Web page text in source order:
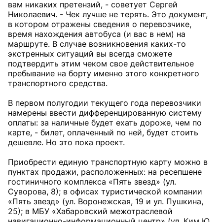
вам никаких претензий, - советует Сергей
Николаевич. - Чек лучше не терять. Это документ,
в котором отражены сведения о перевозчике,
время нахождения автобуса (и вас в нем) на
маршруте. В случае возникновения каких-то
экстренных ситуаций вы всегда сможете
подтвердить этим чеком свое действительное
пребывание на борту именно этого конкретного
транспортного средства.
В первом полугодии текущего года перевозчики
намерены ввести дифференцированную систему
оплаты: за наличные будет ехать дороже, чем по
карте, - билет, оплаченный по ней, будет стоить
дешевле. Но это пока проект.
Приобрести единую транспортную карту можно в
пунктах продажи, расположенных: на ресепшене
гостиничного комплекса «Пять звезд» (ул.
Суворова, 8); в офисах туристической компании
«Пять звезд» (ул. Воронежская, 19 и ул. Пушкина,
25); в МБУ «Хабаровский межотраслевой